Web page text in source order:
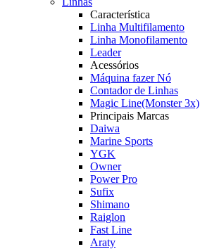
Característica
Linha Multifilamento
Linha Monofilamento
Leader
Acessórios
Máquina fazer Nó
Contador de Linhas
Magic Line(Monster 3x)
Principais Marcas
Daiwa
Marine Sports
YGK
Owner
Power Pro
Sufix
Shimano
Raiglon
Fast Line
Araty